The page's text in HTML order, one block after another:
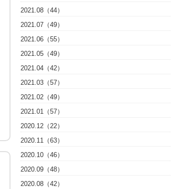
2021.08（44）
2021.07（49）
2021.06（55）
2021.05（49）
2021.04（42）
2021.03（57）
2021.02（49）
2021.01（57）
2020.12（22）
2020.11（63）
2020.10（46）
2020.09（48）
2020.08（42）